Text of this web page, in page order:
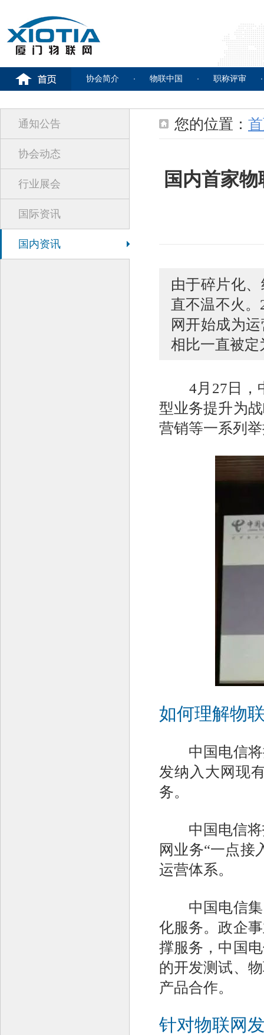
协会简介 物联中国 职称评审
通知公告
协会动态
行业展会
国际资讯
国内资讯
您的位置：
国内首家
由于碎片化
直不温不火
网开始成为
相比一直被
4月27日，中
型业务提升为
营销等一系列
如何理解物
中国电信将
发纳入大网现
务。
中国电信将
网业务“一点接
运营体系。
中国电信集
化服务。政企
撑服务，中国
的开发测试、
产品合作。
针对物联网